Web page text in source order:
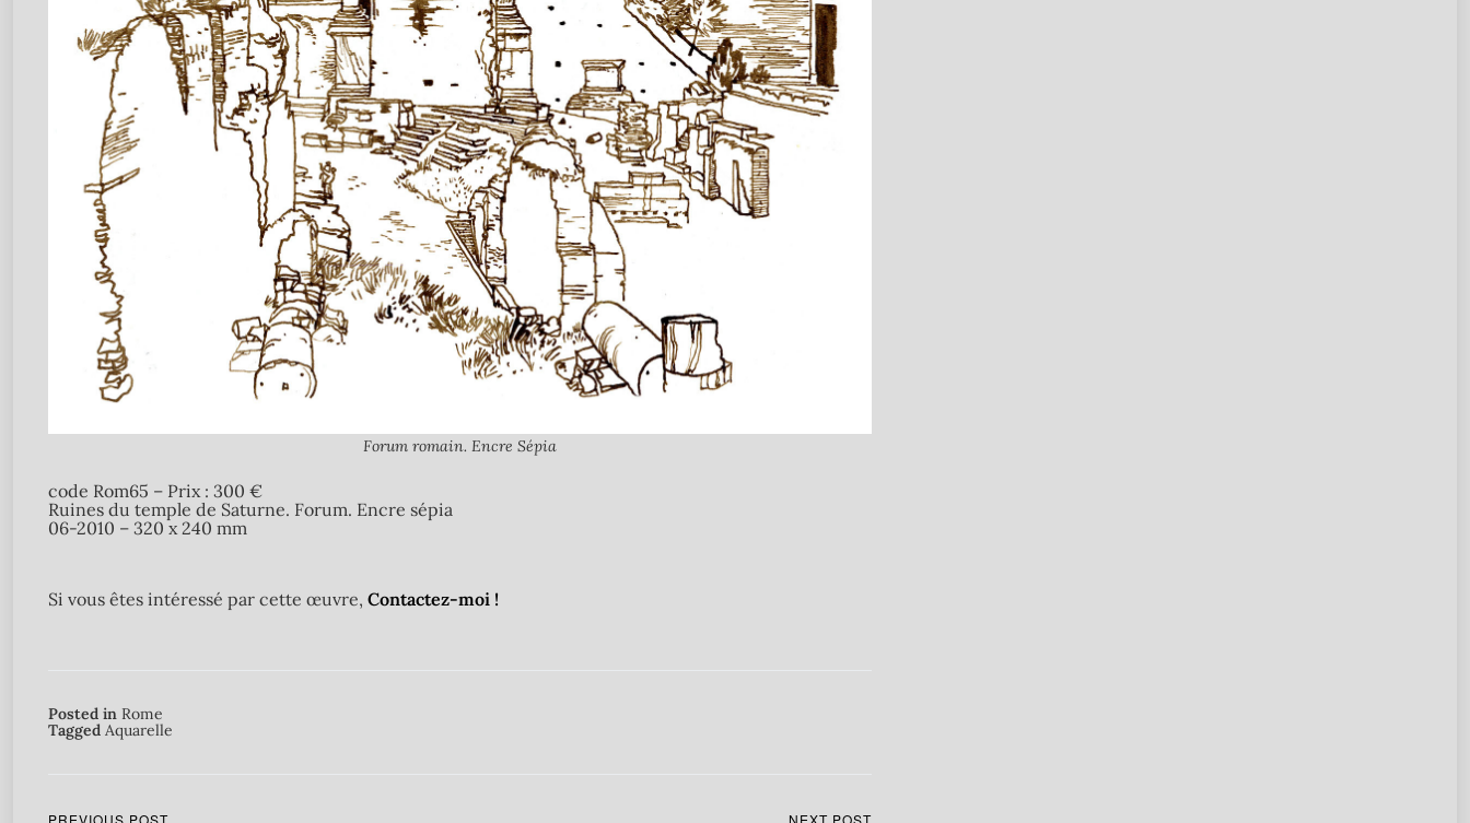
Forum romain. Encre Sépia
code Rom65 – Prix : 300 €
Ruines du temple de Saturne. Forum. Encre sépia
06-2010 – 320 x 240 mm
Si vous êtes intéressé par cette œuvre, Contactez-moi !
Posted in Rome
Tagged Aquarelle
PREVIOUS POST NEXT POST